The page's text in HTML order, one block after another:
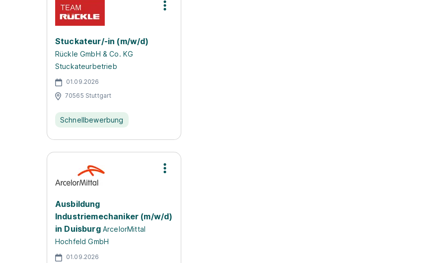
Stuckateur/-in (m/w/d)
Rückle GmbH & Co. KG
Stuckateurbetrieb
01.09.2026
70565 Stuttgart
Schnellbewerbung
Ausbildung
Industriemechaniker (m/w/d)
in Duisburg ArcelorMittal
Hochfeld GmbH
01.09.2026